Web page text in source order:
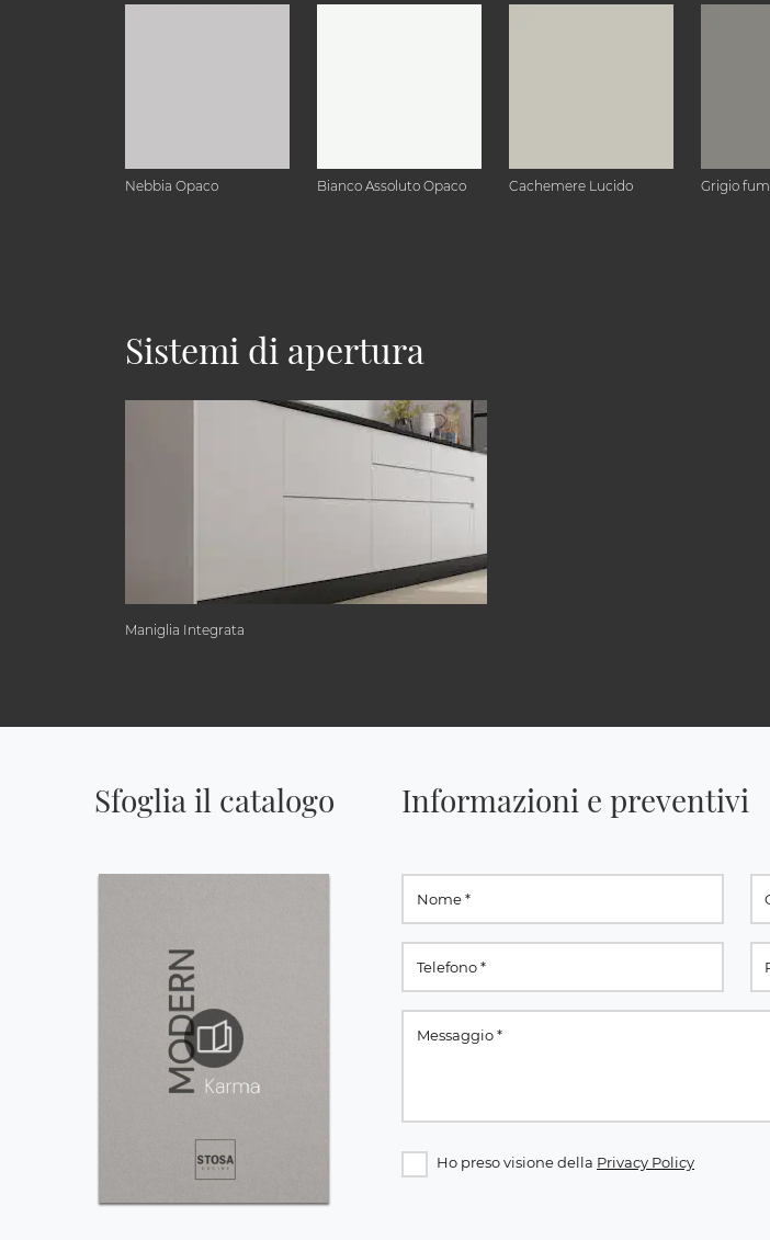
Nebbia Opaco Bianco Assoluto Opaco Cachemere Lucido Grigio
Sistemi di apertura
Maniglia Integrata
Sfoglia il catalogo Informazioni e preventivi
Ho preso visione della Privacy Policy